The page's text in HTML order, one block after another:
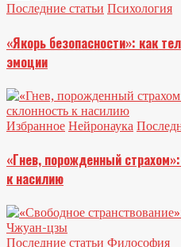
Последние статьи Психология
«Якорь безопасности»: как
эмоции
Избранное Нейронаука
«Гнев, порожденный
к насилию
Последние статьи Философия